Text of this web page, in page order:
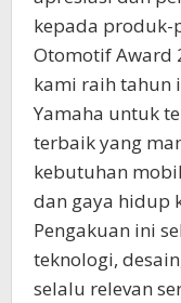
kepada produk-
Otomotif Award
kami raih tahun
Yamaha untuk
terbaik yang
kebutuhan
dan gaya hidup
Pengakuan ini
teknologi,
selalu relevan